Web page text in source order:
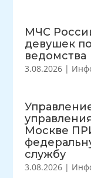
МЧС
девушек
ведомства
3.08.2026 |
Москве
службу
3.08.2026 |